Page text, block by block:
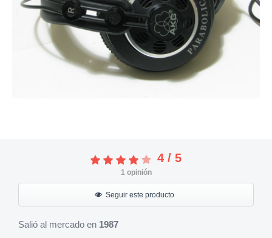
4 / 5
1opinión
Seguir este producto
Salió al mercado en 1987